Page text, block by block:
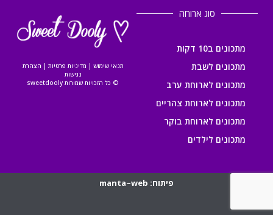
סוג ארוחה
מתכונים ב10 דקות
מתכונים לשבת
מתכונים לארוחת ערב
מתכונים לארוחת צהריים
מתכונים לארוחת בוקר
מתכונים לילדים
תנאי שימוש | מדיניות פרטיות | הצהרת
נגישות
© כל הזכויות שמורות sweetdooly
פיתוח: manta~web